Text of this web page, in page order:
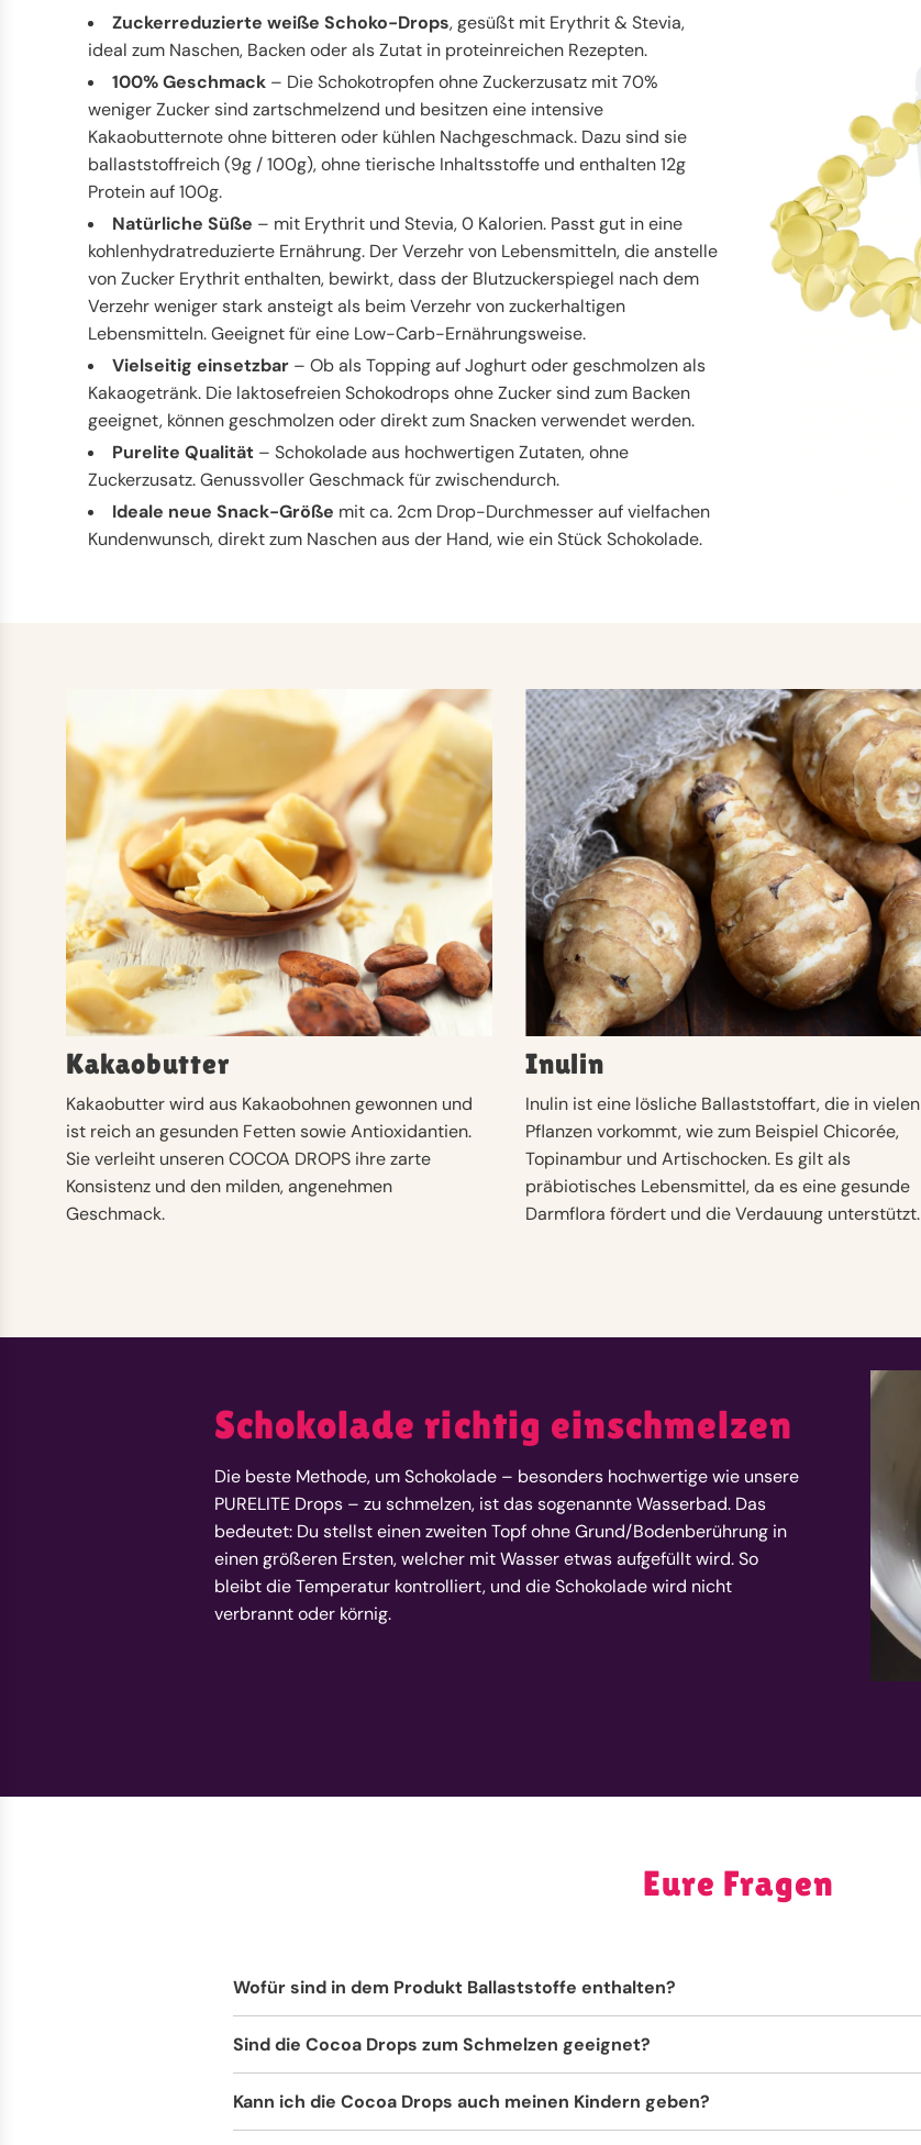
Zuckerreduzierte weiße Schoko-Drops, gesüßt mit Erythrit & Stevia,
ideal zum Naschen, Backen oder als Zutat in proteinreichen Rezepten.
100% Geschmack – Die Schokotropfen ohne Zuckerzusatz mit 70%
weniger Zucker sind zartschmelzend und besitzen eine intensive
Kakaobutternote ohne bitteren oder kühlen Nachgeschmack. Dazu sind sie
ballaststoffreich (9g / 100g), ohne tierische Inhaltsstoffe und enthalten 12g
Protein auf 100g.
Natürliche Süße – mit Erythrit und Stevia, 0 Kalorien. Passt gut in eine
kohlenhydratreduzierte Ernährung. Der Verzehr von Lebensmitteln, die anstelle
von Zucker Erythrit enthalten, bewirkt, dass der Blutzuckerspiegel nach dem
Verzehr weniger stark ansteigt als beim Verzehr von zuckerhaltigen
Lebensmitteln. Geeignet für eine Low-Carb-Ernährungsweise.
Vielseitig einsetzbar – Ob als Topping auf Joghurt oder geschmolzen als
Kakaogetränk. Die laktosefreien Schokodrops ohne Zucker sind zum Backen
geeignet, können geschmolzen oder direkt zum Snacken verwendet werden.
Purelite Qualität – Schokolade aus hochwertigen Zutaten, ohne
Zuckerzusatz. Genussvoller Geschmack für zwischendurch.
Ideale neue Snack-Größe mit ca. 2cm Drop-Durchmesser auf vielfachen
Kundenwunsch, direkt zum Naschen aus der Hand, wie ein Stück Schokolade.
Kakaobutter
Kakaobutter wird aus Kakaobohnen gewonnen und
ist reich an gesunden Fetten sowie Antioxidantien.
Sie verleiht unseren COCOA DROPS ihre zarte
Konsistenz und den milden, angenehmen
Geschmack.
Inulin
Inulin ist eine lösliche Ballaststoffart, die in vielen
Pflanzen vorkommt, wie zum Beispiel Chicorée,
Topinambur und Artischocken. Es gilt als
präbiotisches Lebensmittel, da es eine gesunde
Darmflora fördert und die Verdauung unterstützt.
Schokolade richtig einschmelzen
Die beste Methode, um Schokolade – besonders hochwertige wie unsere
PURELITE Drops – zu schmelzen, ist das sogenannte Wasserbad. Das
bedeutet: Du stellst einen zweiten Topf ohne Grund/Bodenberührung in
einen größeren Ersten, welcher mit Wasser etwas aufgefüllt wird. So
bleibt die Temperatur kontrolliert, und die Schokolade wird nicht
verbrannt oder körnig.
Eure Fragen
Wofür sind in dem Produkt Ballaststoffe enthalten?
Sind die Cocoa Drops zum Schmelzen geeignet?
Kann ich die Cocoa Drops auch meinen Kindern geben?